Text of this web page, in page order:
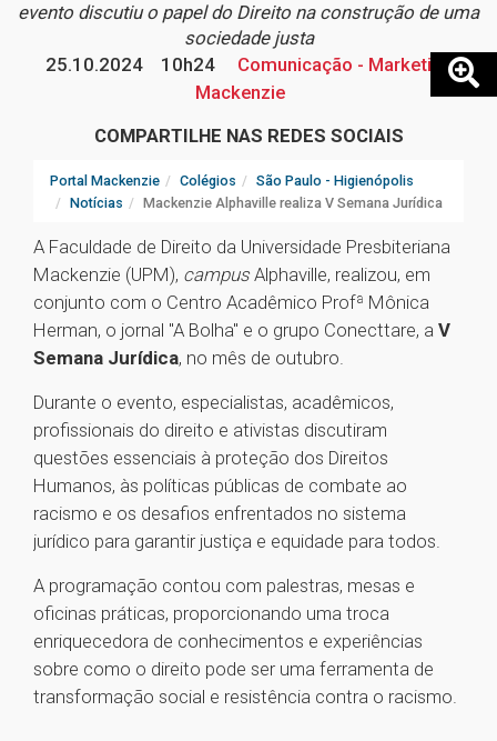
evento discutiu o papel do Direito na construção de uma
sociedade justa
25.10.2024
10h24
Comunicação - Marketing
Mackenzie
COMPARTILHE NAS REDES SOCIAIS
Portal Mackenzie Colégios
São Paulo - Higienópolis
Notícias
Mackenzie Alphaville realiza V Semana Jurídica
A Faculdade de Direito da Universidade Presbiteriana
Mackenzie (UPM), campus Alphaville, realizou, em
conjunto com o Centro Acadêmico Profª Mônica
Herman, o jornal "A Bolha" e o grupo Conecttare, a V
Semana Jurídica, no mês de outubro.
Durante o evento, especialistas, acadêmicos,
profissionais do direito e ativistas discutiram
questões essenciais à proteção dos Direitos
Humanos, às políticas públicas de combate ao
racismo e os desafios enfrentados no sistema
jurídico para garantir justiça e equidade para todos.
A programação contou com palestras, mesas e
oficinas práticas, proporcionando uma troca
enriquecedora de conhecimentos e experiências
sobre como o direito pode ser uma ferramenta de
transformação social e resistência contra o racismo.
1